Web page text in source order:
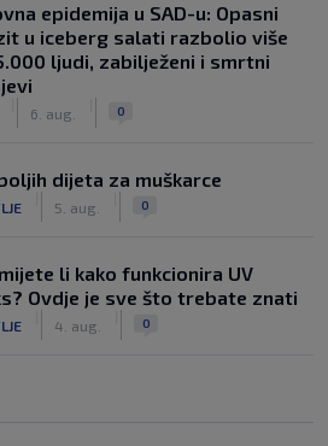
epidemija u SAD-u: Opasni
u iceberg salati razbolio više
ljudi, zabilježeni i smrtni
6. aug. 0
dijeta za muškarce
5. aug. 0
li kako funkcionira UV
Ovdje je sve što trebate znati
4. aug. 0